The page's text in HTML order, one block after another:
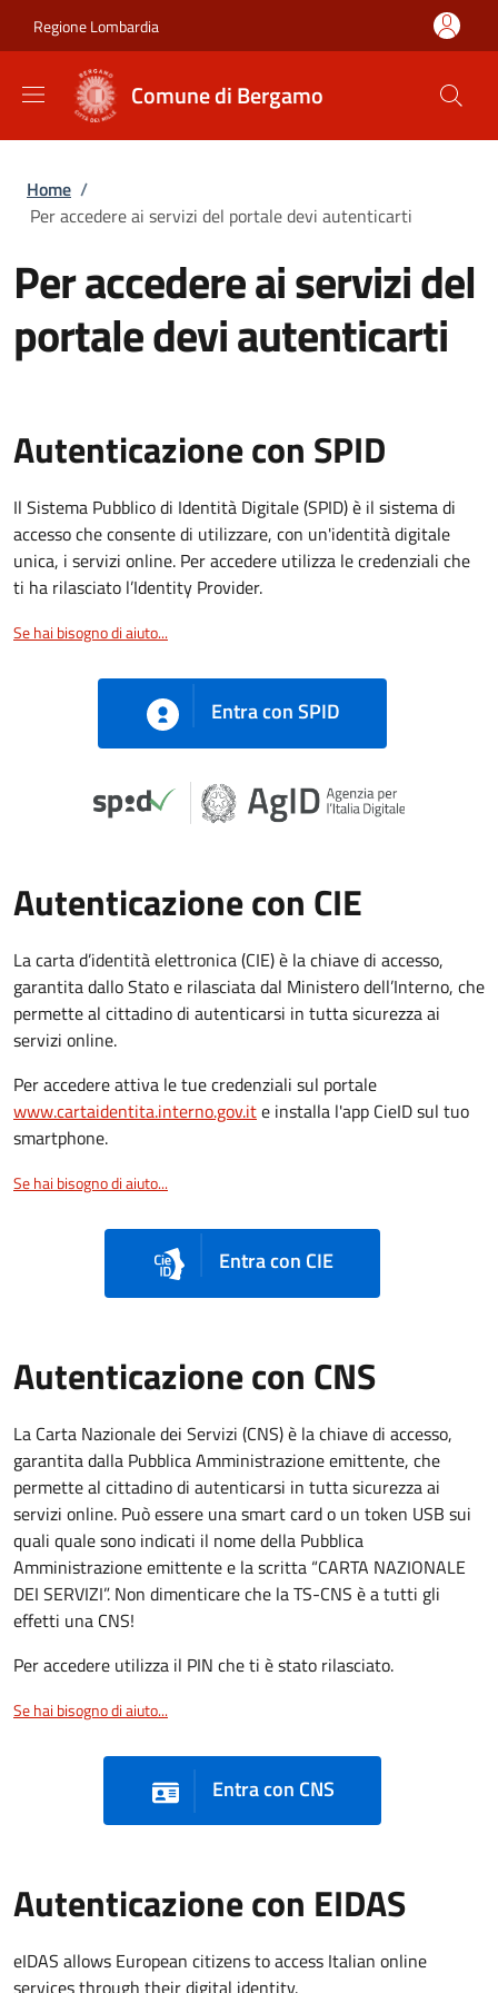
Regione Lombardia
Comune di Bergamo
Briciole di pane
Home /
Per accedere ai servizi del portale devi autenticarti
Per accedere ai servizi del
portale devi autenticarti
Autenticazione con SPID
Il Sistema Pubblico di Identità Digitale (SPID) è il sistema di
accesso che consente di utilizzare, con un'identità digitale
unica, i servizi online. Per accedere utilizza le credenziali che
ti ha rilasciato l’Identity Provider.
Se hai bisogno di aiuto...
Entra con SPID
Autenticazione con CIE
La carta d’identità elettronica (CIE) è la chiave di accesso,
garantita dallo Stato e rilasciata dal Ministero dell’Interno, che
permette al cittadino di autenticarsi in tutta sicurezza ai
servizi online.
Per accedere attiva le tue credenziali sul portale
www.cartaidentita.interno.gov.ite installa l'app CieID sul tuo
smartphone.
Se hai bisogno di aiuto...
Entra con CIE
Autenticazione con CNS
La Carta Nazionale dei Servizi (CNS) è la chiave di accesso,
garantita dalla Pubblica Amministrazione emittente, che
permette al cittadino di autenticarsi in tutta sicurezza ai
servizi online. Può essere una smart card o un token USB sui
quali quale sono indicati il nome della Pubblica
Amministrazione emittente e la scritta “CARTA NAZIONALE
DEI SERVIZI”. Non dimenticare che la TS-CNS è a tutti gli
effetti una CNS!
Per accedere utilizza il PIN che ti è stato rilasciato.
Se hai bisogno di aiuto...
Entra con CNS
Autenticazione con EIDAS
eIDAS allows European citizens to access Italian online
services through their digital identity.